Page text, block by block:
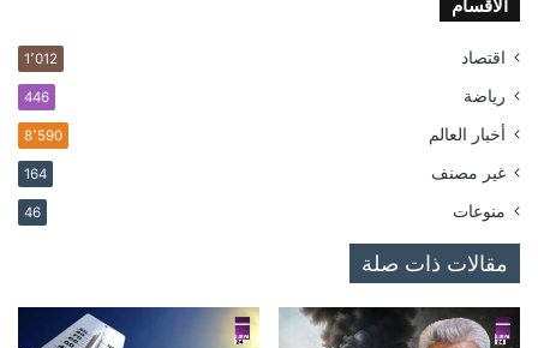
الاقسام
اقتصاد 1٬012
رياضة 446
أخبار العالم 8٬590
غير مصنف 164
منوعات 46
مقالات ذات صلة